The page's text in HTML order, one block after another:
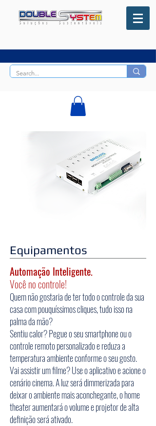
Equipamentos
Automação Inteligente.
Você no controle!
Quem não gostaria de ter todo o controle da sua
casa com pouquíssimos cliques, tudo isso na
palma da mão?
Sentiu calor? Pegue o seu smartphone ou o
controle remoto personalizado e reduza a
temperatura ambiente conforme o seu gosto.
Vai assistir um filme? Use o aplicativo e acione o
cenário cinema. A luz será dimmerizada para
deixar o ambiente mais aconchegante, o home
theater aumentará o volume e projetor de alta
definição será ativado.